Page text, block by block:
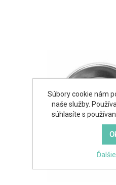
Súbory cookie nám
naše služby.
súhlasíte s